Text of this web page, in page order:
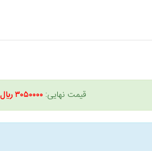
قیمت نهایی:۳۰۵۰۰۰۰ ريال